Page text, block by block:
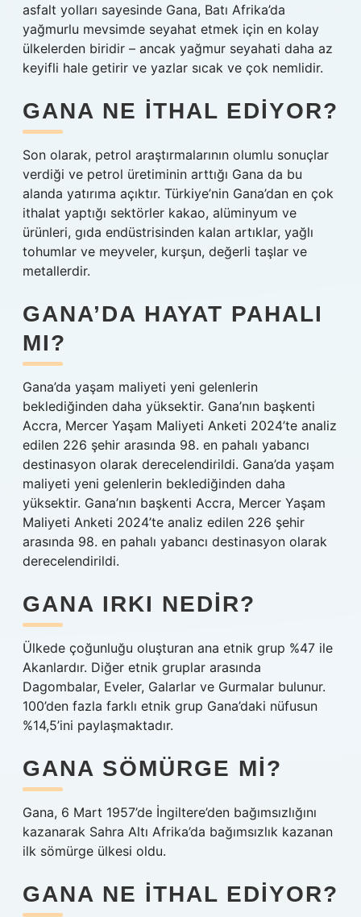
asfalt yolları sayesinde Gana, Batı Afrika’da
yağmurlu mevsimde seyahat etmek için en kolay
ülkelerden biridir – ancak yağmur seyahati daha az
keyifli hale getirir ve yazlar sıcak ve çok nemlidir.
GANA NE ITHAL EDIYOR?
Son olarak, petrol araştırmalarının olumlu sonuçlar
verdiği ve petrol üretiminin arttığı Gana da bu
alanda yatırıma açıktır. Türkiye’nin Gana’dan en çok
ithalat yaptığı sektörler kakao, alüminyum ve
ürünleri, gıda endüstrisinden kalan artıklar, yağlı
tohumlar ve meyveler, kurşun, değerli taşlar ve
metallerdir.
GANA’DA HAYAT PAHALI
MI?
Gana’da yaşam maliyeti yeni gelenlerin
beklediğinden daha yüksektir. Gana’nın başkenti
Accra, Mercer Yaşam Maliyeti Anketi 2024’te analiz
edilen 226 şehir arasında 98. en pahalı yabancı
destinasyon olarak derecelendirildi. Gana’da yaşam
maliyeti yeni gelenlerin beklediğinden daha
yüksektir. Gana’nın başkenti Accra, Mercer Yaşam
Maliyeti Anketi 2024’te analiz edilen 226 şehir
arasında 98. en pahalı yabancı destinasyon olarak
derecelendirildi.
GANA IRKI NEDIR?
Ülkede çoğunluğu oluşturan ana etnik grup %47 ile
Akanlardır. Diğer etnik gruplar arasında
Dagombalar, Eveler, Galarlar ve Gurmalar bulunur.
100’den fazla farklı etnik grup Gana’daki nüfusun
%14,5’ini paylaşmaktadır.
GANA SÖMÜRGE MI?
Gana, 6 Mart 1957’de İngiltere’den bağımsızlığını
kazanarak Sahra Altı Afrika’da bağımsızlık kazanan
ilk sömürge ülkesi oldu.
GANA NE ITHAL EDIYOR?